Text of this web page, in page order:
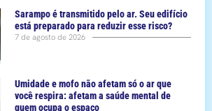
Sarampo é transmitido pelo ar. Seu edifício
está preparado para reduzir esse risco?
7 de agosto de 2026
Umidade e mofo não afetam só o ar que
você respira: afetam a saúde mental de
quem ocupa o espaço